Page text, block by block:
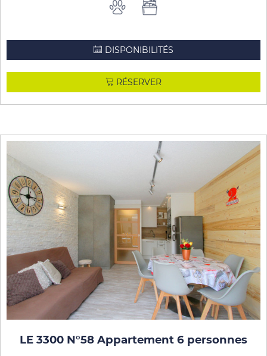
DISPONIBILITÉS
RÉSERVER
LE 3300 N°58 Appartement 6 personnes